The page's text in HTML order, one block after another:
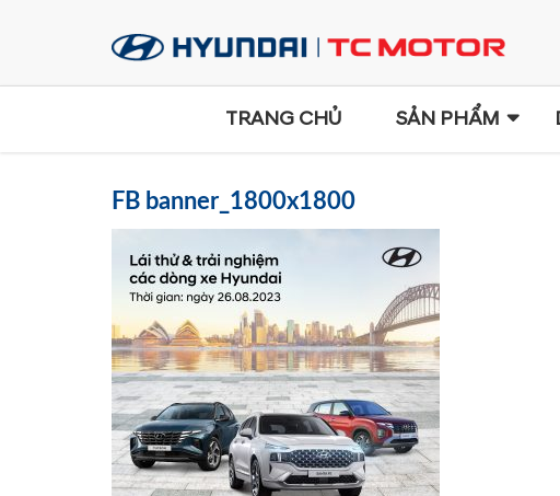
TRANG CHỦ SẢN PHẨM
FB banner_1800x1800